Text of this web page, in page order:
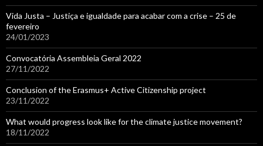
Vida Justa – Justiça e igualdade para acabar com a crise – 25 de
fevereiro
24/01/2023
Convocatória Assembleia Geral 2022
27/11/2022
Conclusion of the Erasmus+ Active Citizenship project
23/11/2022
What would progress look like for the climate justice movement?
18/11/2022